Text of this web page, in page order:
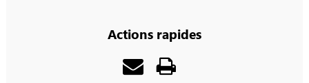
Actions rapides